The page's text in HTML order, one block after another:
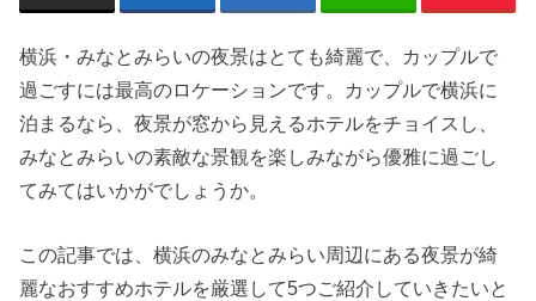
横浜・みなとみらいの夜景はとても綺麗で、カップルで
過ごすには最高のロケーションです。カップルで横浜に
泊まるなら、夜景が窓から見えるホテルをチョイスし、
みなとみらいの素敵な景観を楽しみながら優雅に過ごし
てみてはいかがでしょうか。
この記事では、横浜のみなとみらい周辺にある夜景が綺
麗なおすすめホテルを厳選して5つご紹介していきたいと